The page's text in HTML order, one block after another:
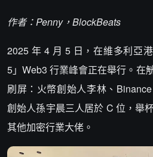
作者：Penny，BlockBeats
2025 年 4 月 5 日，在維多利亞
5」Web3 行業峰會正在舉行。在
刷屏：火幣創始人李林、
創始人孫宇晨三人居於 C 位，舉
其他加密行業大佬。